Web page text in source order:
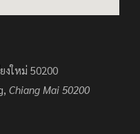
งใหม่ 50200
Chiang Mai 50200